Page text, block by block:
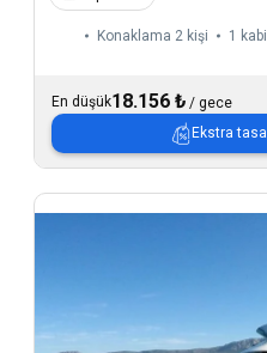
Konaklama 2 kişi 1
En düşük18.156 ₺ / gece
Ekstra